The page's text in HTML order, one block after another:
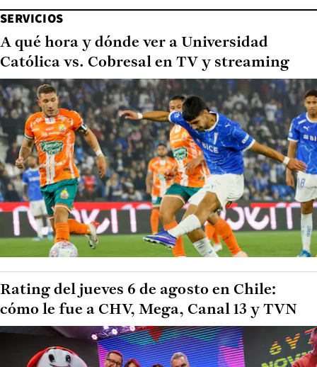
SERVICIOS
A qué hora y dónde ver a Universidad
Católica vs. Cobresal en TV y streaming
Rating del jueves 6 de agosto en Chile:
cómo le fue a CHV, Mega, Canal 13 y TVN